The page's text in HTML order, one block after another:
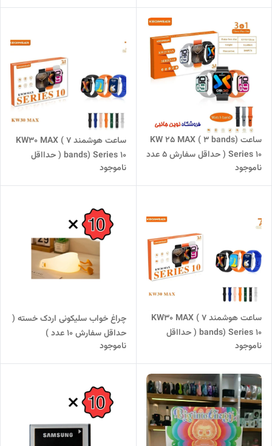
ساعت KW 25 MAX ( 3 bands)
Series 10 ( حداقل سفارش 5 عدد
)
ناموجود
ساعت هوشمند KW30 MAX ( 7
bands) Series 10 ( حدااقل
سفارش 10 عدد )
ناموجود
ساعت هوشمند KW30 MAX ( 7
bands) Series 10 ( حدااقل
سفارش 5 عدد )
ناموجود
چراغ خواب سلیکونی اردک خسته (
حداقل سفارش 10 عدد )
ناموجود